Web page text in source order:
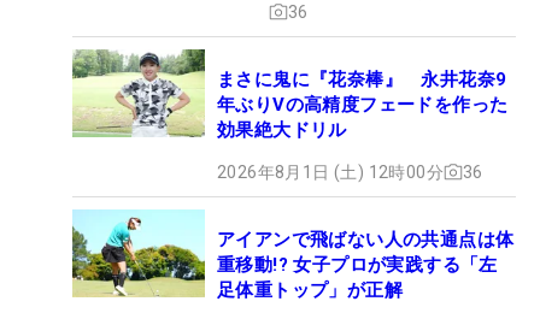
36
まさに鬼に『花奈棒』 永井花奈9
年ぶりVの高精度フェードを作った
効果絶大ドリル
2026年8月1日 (土) 12時00分 36
アイアンで飛ばない人の共通点は体
重移動!? 女子プロが実践する「左
足体重トップ」が正解